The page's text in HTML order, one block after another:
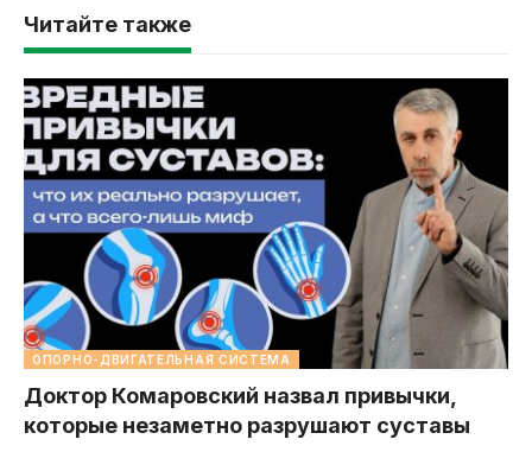
Читайте также
ОПОРНО-ДВИГАТЕЛЬНАЯ СИСТЕМА
Доктор Комаровский назвал привычки,
которые незаметно разрушают суставы